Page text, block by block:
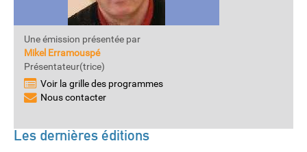
Une émission présentée par
Mikel Erramouspé
Présentateur(trice)
Voir la grille des programmes
Nous contacter
Les dernières éditions